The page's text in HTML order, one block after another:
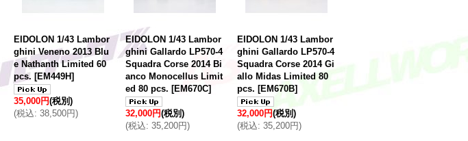
EIDOLON 1/43 Lambor
ghini Veneno 2013 Blu
e Nathanth Limited 60
pcs. [EM449H]
35,000円(税別)
(税込: 38,500円)
EIDOLON 1/43 Lambor
ghini Gallardo LP570-4
Squadra Corse 2014 Bi
anco Monocellus Limit
ed 80 pcs. [EM670C]
32,000円(税別)
(税込: 35,200円)
EIDOLON 1/43 Lambor
ghini Gallardo LP570-4
Squadra Corse 2014 Gi
allo Midas Limited 80
pcs. [EM670B]
32,000円(税別)
(税込: 35,200円)